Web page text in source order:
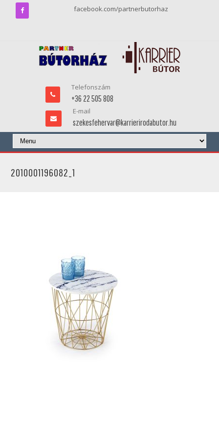
facebook.com/partnerbutorhaz
Telefonszám
+36 22 505 808
E-mail
szekesfehervar@karrierirodabutor.hu
2010001196082_1